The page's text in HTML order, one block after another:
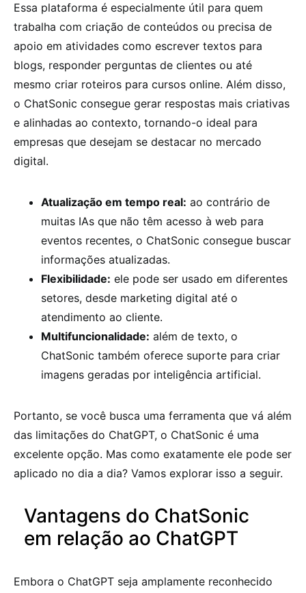
Essa plataforma é especialmente útil para quem
trabalha com criação de conteúdos ou precisa de
apoio em atividades como escrever textos para
blogs, responder perguntas de clientes ou até
mesmo criar roteiros para cursos online. Além disso,
o ChatSonic consegue gerar respostas mais criativas
e alinhadas ao contexto, tornando-o ideal para
empresas que desejam se destacar no mercado
digital.
Atualização em tempo real: ao contrário de
muitas IAs que não têm acesso à web para
eventos recentes, o ChatSonic consegue buscar
informações atualizadas.
Flexibilidade: ele pode ser usado em diferentes
setores, desde marketing digital até o
atendimento ao cliente.
Multifuncionalidade: além de texto, o
ChatSonic também oferece suporte para criar
imagens geradas por inteligência artificial.
Portanto, se você busca uma ferramenta que vá além
das limitações do ChatGPT, o ChatSonic é uma
excelente opção. Mas como exatamente ele pode ser
aplicado no dia a dia? Vamos explorar isso a seguir.
Vantagens do ChatSonic
em relação ao ChatGPT
Embora o ChatGPT seja amplamente reconhecido